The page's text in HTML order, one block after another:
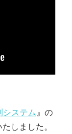
システム』の
しました。